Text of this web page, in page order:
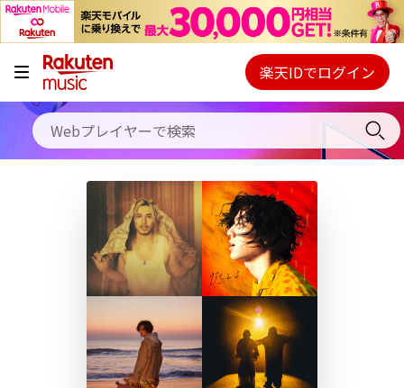
キャンペーン
料金プラン
使い方
初回30日間無料お試し
Webプレイヤー
ご契約内容の確認・変更
楽天IDでログイン